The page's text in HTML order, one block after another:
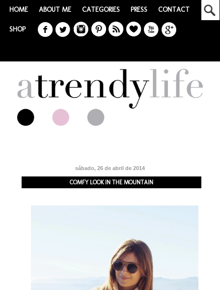
HOME ABOUT ME CATEGORIES PRESS CONTACT
SHOP
sábado, 26 de abril de 2014
COMFY LOOK IN THE MOUNTAIN